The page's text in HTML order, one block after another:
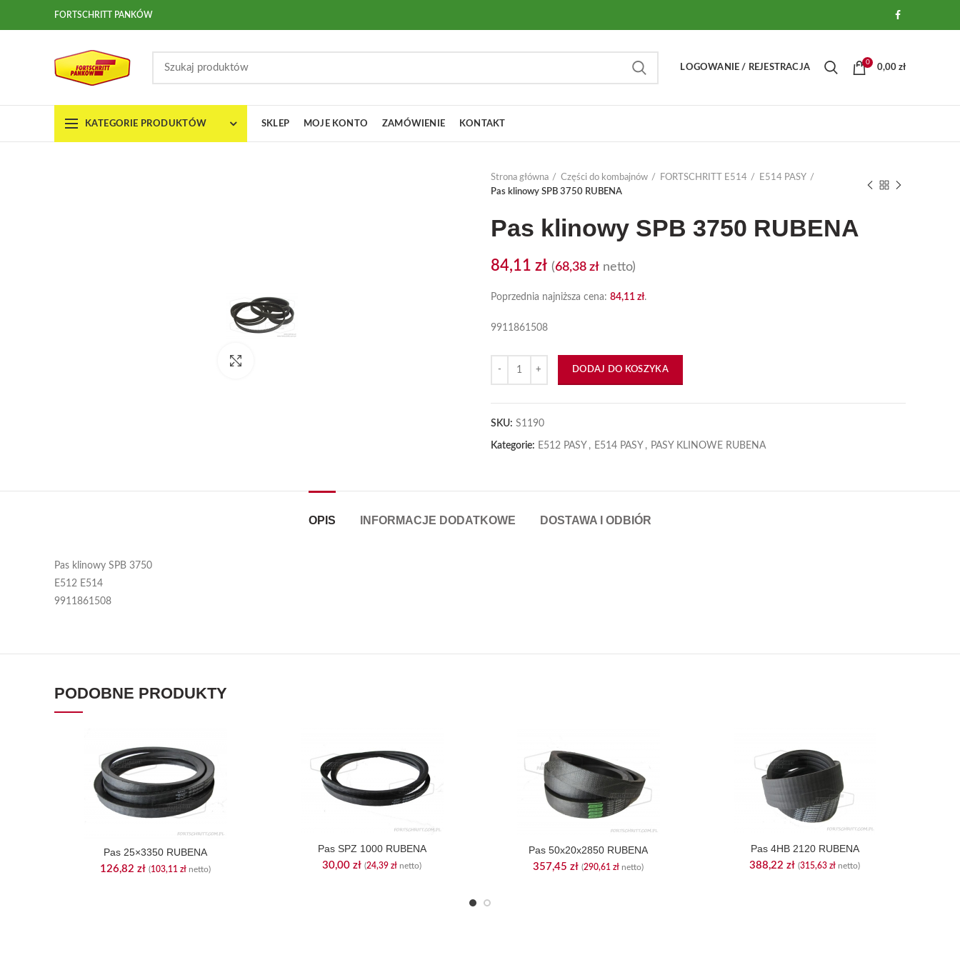
FORTSCHRITT PANKÓW
LOGOWANIE / REJESTRACJA
0
0,00 zł
KATEGORIE PRODUKTÓW SKLEP MOJE KONTO ZAMÓWIENIE KONTAKT
Strona główna Części do kombajnów FORTSCHRITT E514
E514 PASY
Pas klinowy SPB 3750 RUBENA
Pas klinowy SPB 3750 RUBENA
84,11 zł (68,38 zł netto)
Poprzednia najniższa cena: 84,11 zł.
9911861508
DODAJ DO KOSZYKA
SKU: S1190
Kategorie: E512 PASY , E514 PASY , PASY KLINOWE RUBENA
OPIS INFORMACJE DODATKOWE DOSTAWA I ODBIÓR
Pas klinowy SPB 3750
E512 E514
9911861508
PODOBNE PRODUKTY
Pas 25×3350 RUBENA
126,82 zł (103,11 zł netto)
Pas SPZ 1000 RUBENA
30,00 zł (24,39 zł netto)
Pas 50x20x2850 RUBENA
357,45 zł (290,61 zł netto)
Pas 4HB 2120 RUBENA
388,22 zł (315,63 zł netto)